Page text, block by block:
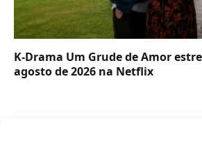
K-Drama Um Grude de Amor
agosto de 2026 na Netflix